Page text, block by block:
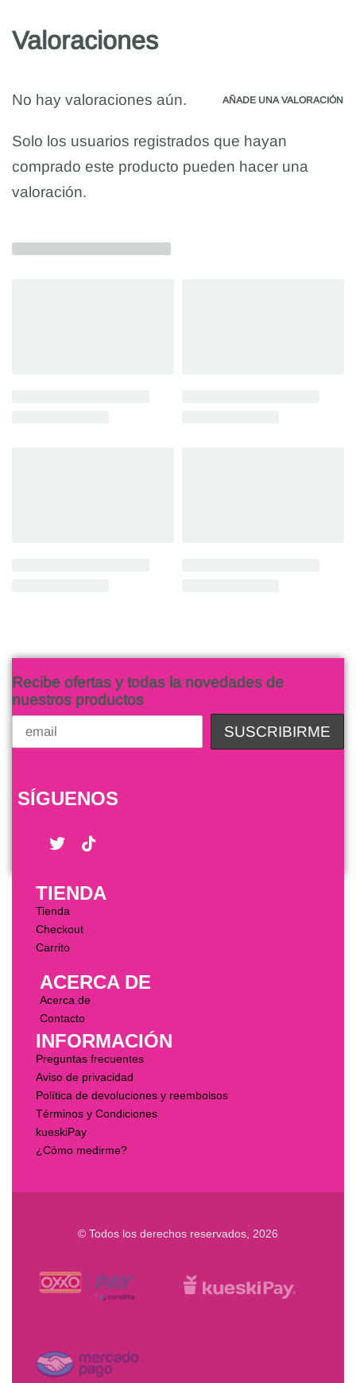
Valoraciones
No hay valoraciones aún. AÑADE UNA VALORACIÓN
Solo los usuarios registrados que hayan
comprado este producto pueden hacer una
valoración.
Recibe ofertas y todas la novedades de
nuestros productos
SÍGUENOS
TIENDA
Tienda
Checkout
Carrito
ACERCA DE
Acerca de
Contacto
INFORMACIÓN
Preguntas frecuentes
Aviso de privacidad
Política de devoluciones y reembolsos
Términos y Condiciones
kueskiPay
¿Cómo medirme?
© Todos los derechos reservados, 2026